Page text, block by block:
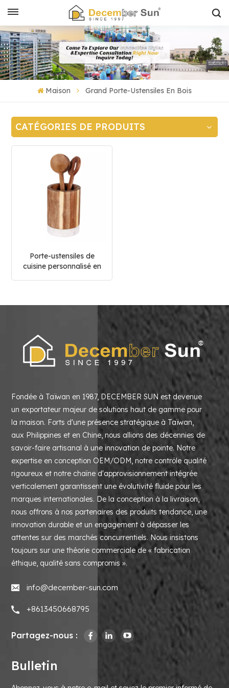
Maison Grand Porte-Ustensiles En Bois
CATÉGORIES DE PRODUITS
Porte-ustensiles de
cuisine personnalisé en
Fondée à Taïwan en 1987, DECEMBER SUN est devenue
un exportateur majeur de solutions haut de gamme pour
la maison. Forts d'une présence stratégique à Taïwan,
aux Philippines et en Chine, nous allions des décennies de
savoir-faire artisanal à une innovation de pointe. Notre
expertise en conception OEM/ODM, notre contrôle qualité
rigoureux et notre chaîne d'approvisionnement intégrée
verticalement garantissent une évolutivité fluide pour les
marques internationales. De la conception à la livraison,
nous offrons à nos partenaires des produits tendance, une
innovation durable et un engagement à dépasser les
attentes sur des marchés concurrentiels. Nous insistons
toujours sur une théorie commerciale de « fabrication
éthique, qualité sans compromis ».
info@december-sun.com
+8613450668795
Partagez-nous :
Bulletin